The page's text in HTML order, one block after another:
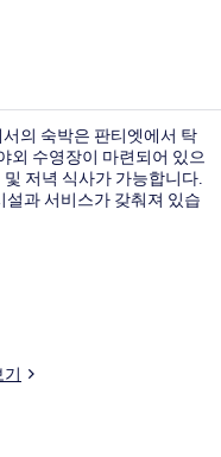
의 숙박은 판티엣에서 탁
외 수영장이 마련되어 있으
저녁 식사가 가능합니다.
과 서비스가 갖춰져 있습